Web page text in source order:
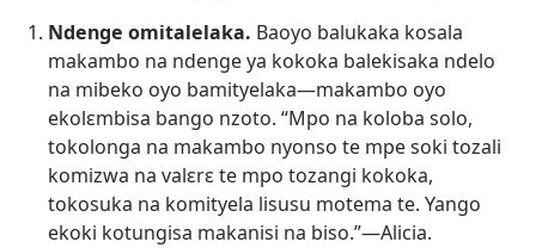
Ndenge omitalelaka. Baoyo balukaka kosala
makambo na ndenge ya kokoka balekisaka ndelo
na mibeko oyo bamityelaka​—makambo oyo
ekolɛmbisa bango nzoto. “Mpo na koloba solo,
tokolonga na makambo nyonso te mpe soki tozali
komizwa na valɛrɛ te mpo tozangi kokoka,
tokosuka na komityela lisusu motema te. Yango
ekoki kotungisa makanisi na biso.”​—Alicia.